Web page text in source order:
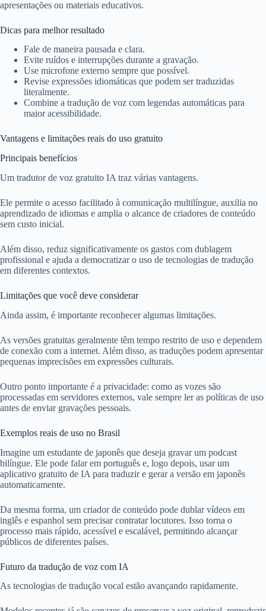
apresentações ou materiais educativos.
Dicas para melhor resultado
Fale de maneira pausada e clara.
Evite ruídos e interrupções durante a gravação.
Use microfone externo sempre que possível.
Revise expressões idiomáticas que podem ser traduzidas
literalmente.
Combine a tradução de voz com legendas automáticas para
maior acessibilidade.
Vantagens e limitações reais do uso gratuito
Principais benefícios
Um tradutor de voz gratuito IA traz várias vantagens.
Ele permite o acesso facilitado à comunicação multilíngue, auxilia no
aprendizado de idiomas e amplia o alcance de criadores de conteúdo
sem custo inicial.
Além disso, reduz significativamente os gastos com dublagem
profissional e ajuda a democratizar o uso de tecnologias de tradução
em diferentes contextos.
Limitações que você deve considerar
Ainda assim, é importante reconhecer algumas limitações.
As versões gratuitas geralmente têm tempo restrito de uso e dependem
de conexão com a internet. Além disso, as traduções podem apresentar
pequenas imprecisões em expressões culturais.
Outro ponto importante é a privacidade: como as vozes são
processadas em servidores externos, vale sempre ler as políticas de uso
antes de enviar gravações pessoais.
Exemplos reais de uso no Brasil
Imagine um estudante de japonês que deseja gravar um podcast
bilíngue. Ele pode falar em português e, logo depois, usar um
aplicativo gratuito de IA para traduzir e gerar a versão em japonês
automaticamente.
Da mesma forma, um criador de conteúdo pode dublar vídeos em
inglês e espanhol sem precisar contratar locutores. Isso torna o
processo mais rápido, acessível e escalável, permitindo alcançar
públicos de diferentes países.
Futuro da tradução de voz com IA
As tecnologias de tradução vocal estão avançando rapidamente.